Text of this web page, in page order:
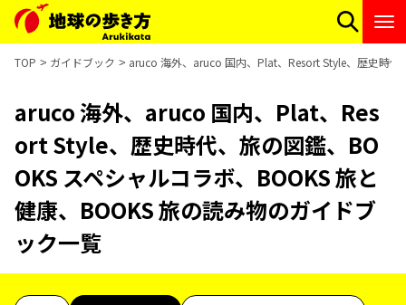
TOP ガイドブック aruco 海外、aruco 国内、Plat、Resort Style、歴史時代
aruco 海外、aruco 国内、Plat、Res
ort Style、歴史時代、旅の図鑑、BO
OKS スペシャルコラボ、BOOKS 旅と
健康、BOOKS 旅の読み物のガイドブ
ック一覧